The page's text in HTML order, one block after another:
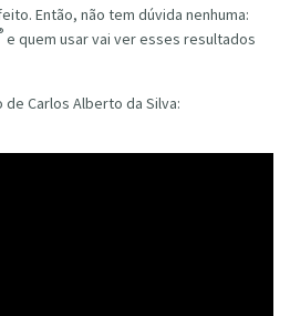
Então, não tem dúvida nenhuma:
e quem usar vai ver esses resultados
Carlos Alberto da Silva: